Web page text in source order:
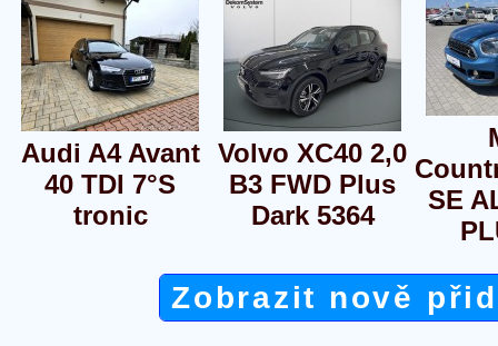
Audi A4 Avant
40 TDI 7°S
tronic
Volvo XC40 2,0
B3 FWD Plus
Dark 5364
SE
Zobrazit nově